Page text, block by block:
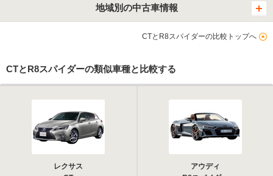
地域別の中古車情報
CTとR8スパイダーの比較トップへ
CTとR8スパイダーの類似車種と比較する
レクサス
アウディ